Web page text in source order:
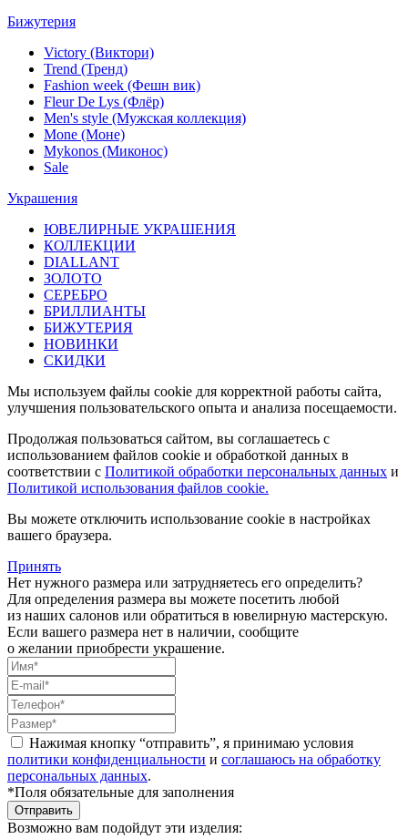
Бижутерия
Victory (Виктори)
Trend (Тренд)
Fashion week (Фешн вик)
Fleur De Lys (Флёр)
Men's style (Мужская коллекция)
Mone (Моне)
Mykonos (Миконос)
Sale
Украшения
ЮВЕЛИРНЫЕ УКРАШЕНИЯ
КОЛЛЕКЦИИ
DIALLANT
ЗОЛОТО
СЕРЕБРО
БРИЛЛИАНТЫ
БИЖУТЕРИЯ
НОВИНКИ
СКИДКИ
Мы используем файлы cookie для корректной работы сайта,
улучшения пользовательского опыта и анализа посещаемости.
Продолжая пользоваться сайтом, вы соглашаетесь с
использованием файлов cookie и обработкой данных в
соответствии с Политикой обработки персональных данных и
Политикой использования файлов cookie.
Вы можете отключить использование cookie в настройках
вашего браузера.
Принять
Нет нужного размера или затрудняетесь его определить?
Для определения размера вы можете посетить любой
из наших салонов или обратиться в ювелирную мастерскую.
Если вашего размера нет в наличии, сообщите
о желании приобрести украшение.
Нажимая кнопку “отправить”, я принимаю условия
политики конфиденциальности и соглашаюсь на обработку
персональных данных.
*Поля обязательные для заполнения
Отправить
Возможно вам подойдут эти изделия: